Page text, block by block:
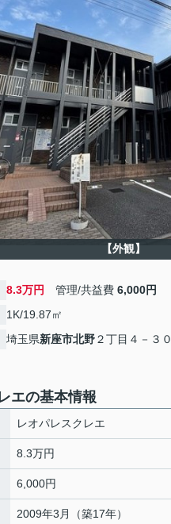
【外観】
8.3万円 管理/共益費 6,000円
1K/19.87㎡
埼玉県新座市北野２丁目４－３０
エの基本情報
レオパレスクレエ
8.3万円
6,000円
2009年3月（築17年）